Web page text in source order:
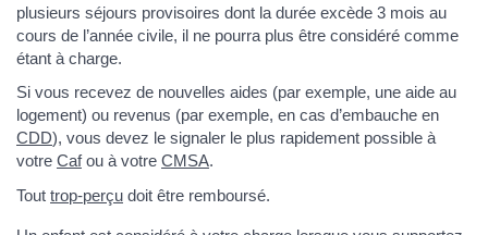
plusieurs séjours provisoires dont la durée excède 3 mois au
cours de l’année civile, il ne pourra plus être considéré comme
étant à charge.
Si vous recevez de nouvelles aides (par exemple, une aide au
logement) ou revenus (par exemple, en cas d’embauche en
CDD), vous devez le signaler le plus rapidement possible à
votre Cafou à votre CMSA.
Tout trop-perçu doit être remboursé.